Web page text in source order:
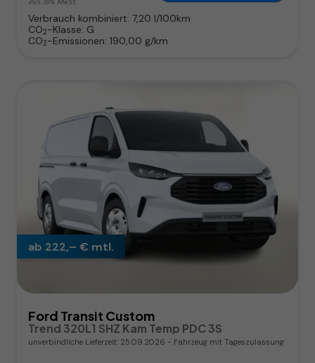
Verbrauch kombiniert: 7,20 l/100km
CO2-Klasse: G
CO2-Emissionen: 190,00 g/km
ab 222,– € mtl.
Ford Transit Custom
Trend 320L1 SHZ Kam Temp PDC 3S
unverbindliche Lieferzeit: 25.09.2026 Fahrzeug mit Tageszulassung